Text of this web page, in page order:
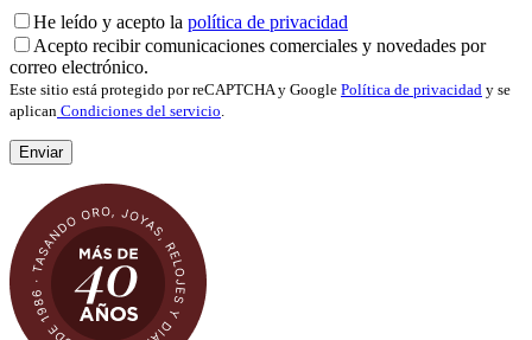
He leído y acepto la política de privacidad
Acepto recibir comunicaciones comerciales y novedades por
correo electrónico.
Este sitio está protegido por reCAPTCHA y Google Política de privacidad y se
aplican Condiciones del servicio